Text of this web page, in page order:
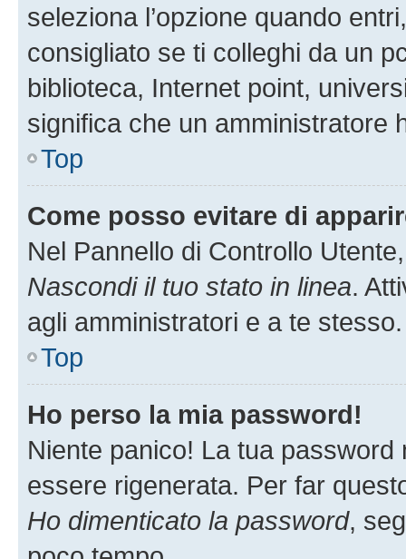
seleziona l’opzione quando
consigliato se ti colleghi da un
biblioteca, Internet point,
significa che un amministratore
Top
Come posso evitare di
Nel Pannello di Controllo
Nascondi il tuo stato in linea.
agli amministratori e a te
Top
Ho perso la mia password!
Niente panico! La tua
essere rigenerata. Per far
Ho dimenticato la password,